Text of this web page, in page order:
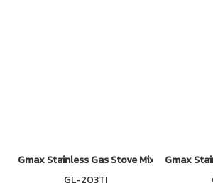
Gmax Stainless Gas Stove Mix Burner GL-
GL-203TI
Gmax